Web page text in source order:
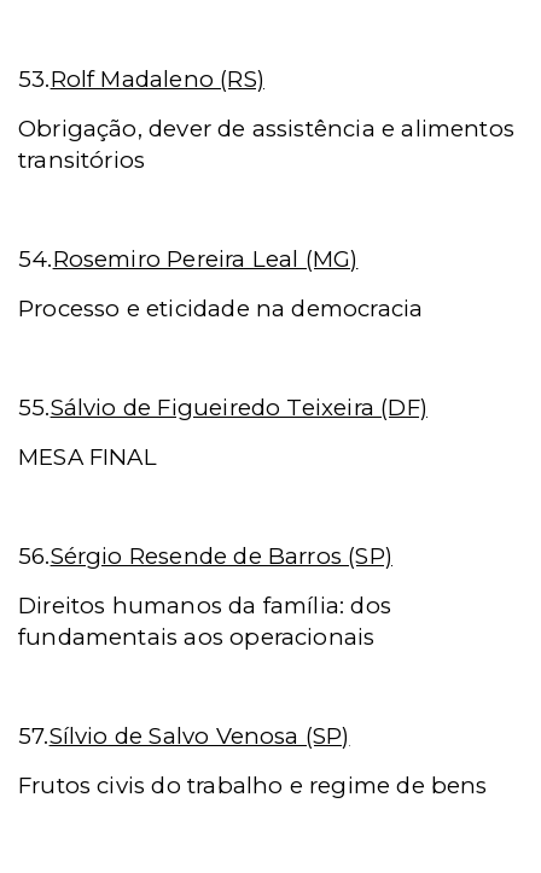
53.Rolf Madaleno (RS)
Obrigação, dever de assistência e alimentos
transitórios
54.Rosemiro Pereira Leal (MG)
Processo e eticidade na democracia
55.Sálvio de Figueiredo Teixeira (DF)
MESA FINAL
56.Sérgio Resende de Barros (SP)
Direitos humanos da família: dos
fundamentais aos operacionais
57.Sílvio de Salvo Venosa (SP)
Frutos civis do trabalho e regime de bens